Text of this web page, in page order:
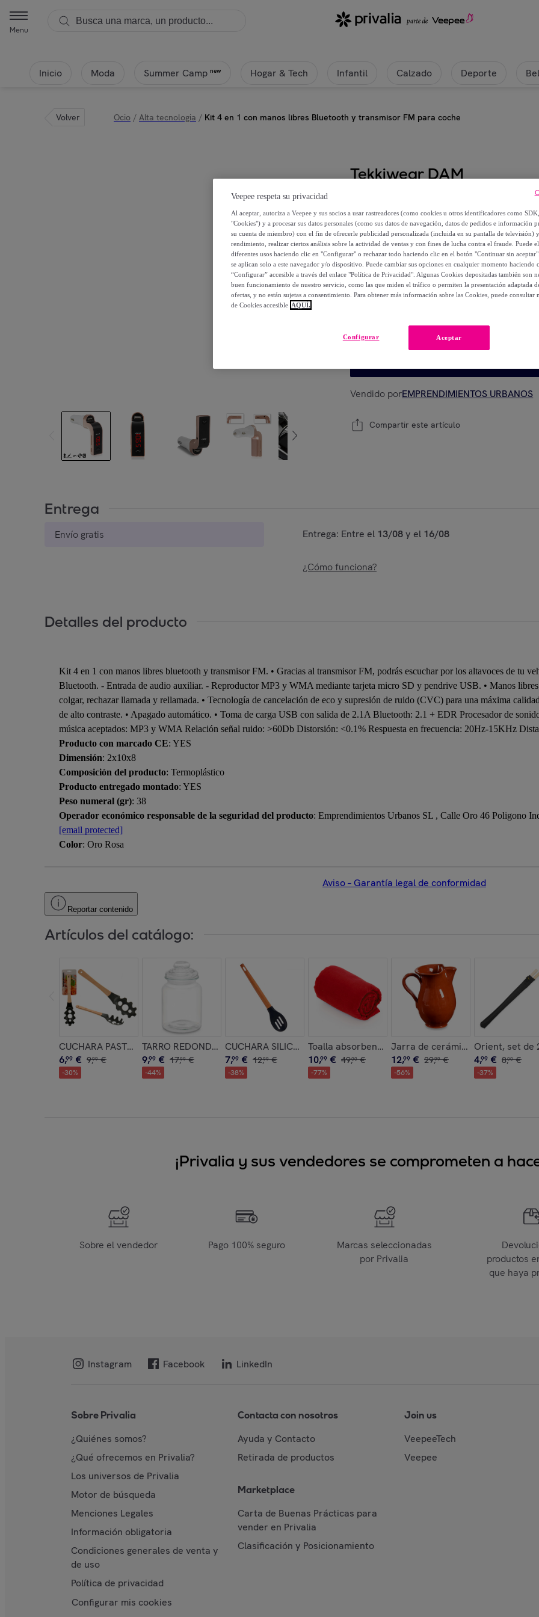
Menu
Inicio Moda Summer Camp new Hogar & Tech Infantil Calzado Deporte
Volver Ocio / Alta tecnologia / Kit 4 en 1 con manos libres Bluetooth y transmisor FM para coche
Tekkiwear DAM
Kit 4 en 1 con manos libres
11,99 €
39,00 €
-69%
Último producto
Modelo:
Vendido porEMPRENDIMIENTOS URBANOS
Compartir este artículo
Entrega
Envío gratis Entrega: Entre el 13/08y el 16/08
¿Cómo funciona?
Detalles del producto
Kit 4 en 1 con manos libres bluetooth y transmisor FM. • Gracias al transmisor FM, podrás escuchar por los altavoces de tu
Bluetooth. - Entrada de audio auxiliar. - Reproductor MP3 y WMA mediante tarjeta micro SD y pendrive USB. • Manos
colgar, rechazar llamada y rellamada. • Tecnología de cancelación de eco y supresión de ruido (CVC) para una máxima
de alto contraste. • Apagado automático. • Toma de carga USB con salida de 2.1A Bluetooth: 2.1 + EDR Procesador de
música aceptados: MP3 y WMA Relación señal ruido: >60Db Distorsión: <0.1% Respuesta en frecuencia: 20Hz-15KHz
Producto con marcado CE: YES
Dimensión: 2x10x8
Composición del producto: Termoplástico
Producto entregado montado: YES
Peso numeral (gr): 38
Operador económico responsable de la seguridad del producto: Emprendimientos Urbanos SL , Calle Oro 46 Poligono
[email protected]
Color: Oro Rosa
Aviso – Garantía legal de conformidad
Reportar contenido
Artículos del catálogo:
CUCHARA PASTA SURT COLOR aleatorio
6,99 € 9,99 €
-30%
TARRO REDONDO LISO TAPA CRISTAL 900ML
9,99 € 17,99 €
-44%
CUCHARA SILICONA MANGO MADERA DE HAYA 30,5CM
7,99 € 12,99 €
-38%
Toalla absorbente Yarg 138x72 cm.
10,99 € 49,00 €
-77%
Jarra de cerámica refractaria de
12,99 € 29,99 €
-56%
Orient, set de
4,99 € 8,00 €
-37%
¡Privalia y sus vendedores se comprometen a
Sobre el vendedor Pago 100% seguro
Marcas seleccionadas
por Privalia
productos
que haya
Instagram Facebook LinkedIn
Sobre Privalia
¿Quiénes somos?
¿Qué ofrecemos en Privalia?
Los universos de Privalia
Motor de búsqueda
Menciones Legales
Información obligatoria
Condiciones generales de venta y
de uso
Política de privacidad
Configurar mis cookies
Contacta con nosotros
Ayuda y Contacto
Retirada de productos
Marketplace
Carta de Buenas Prácticas para
vender en Privalia
Clasificación y Posicionamiento
Join us
VeepeeTech
Veepee
Veepee respeta su privacidad
Al aceptar, autoriza a Veepee y sus socios a usar rastreadores (como cookies u otros identificadores como
"Cookies") y a procesar sus datos personales (como sus datos de navegación, datos de pedidos e información
su cuenta de miembro) con el fin de ofrecerle publicidad personalizada (incluida en su pantalla de televisión)
rendimiento, realizar ciertos análisis sobre la actividad de ventas y con fines de lucha contra el fraude. Puede
diferentes usos haciendo clic en "Configurar" o rechazar todo haciendo clic en el botón "Continuar sin
se aplican solo a este navegador y/o dispositivo. Puede cambiar sus opciones en cualquier momento haciendo
“Configurar” accesible a través del enlace "Política de Privacidad". Algunas Cookies depositadas también son
buen funcionamiento de nuestro servicio, como las que miden el tráfico o permiten la presentación adaptada
ofertas, y no están sujetas a consentimiento. Para obtener más información sobre las Cookies, puede consultar
de Cookies accesible AQUÍ.
Aceptar
Configurar